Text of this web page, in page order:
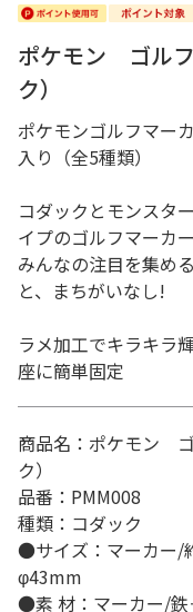
ポケモン ゴルフ
ク）
ポケモンゴルフマー
入り（全5種類）
コダックとモンスタ
イプのゴルフマーカ
みんなの注目を集め
と、まちがいなし!
ラメ加工でキラキラ
座に簡単固定
商品名：ポケモン
ク）
品番：PMM008
種類：コダック
●サイズ：マーカ
φ43mm
●素 材：マーカー/